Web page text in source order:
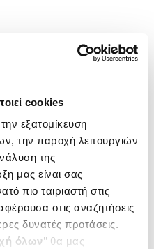
cookies
εξατομίκευση
την παροχή λειτουργιών
της
μας είναι σας
πιο ταιριαστή στις
στις αναζητήσεις
δυνατές προτάσεις.
όλων’’ θα μας